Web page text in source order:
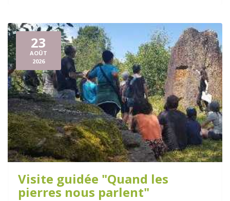
23
AOÛT
2026
Visite guidée "Quand les
pierres nous parlent"